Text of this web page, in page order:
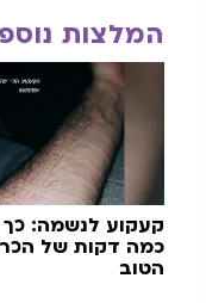
המלצות
קעקוע לנשמה: כך
כמה דקות של
הטוב